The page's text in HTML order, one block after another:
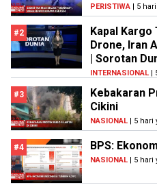
PERISTIWA | 5
#2
Kapal
Drone, Iran
| Sorotan
INTERNASIONAL |
#3
Kebakaran
Cikini
NASIONAL | 5 hari
#4 BPS:
NASIONAL | 5 hari